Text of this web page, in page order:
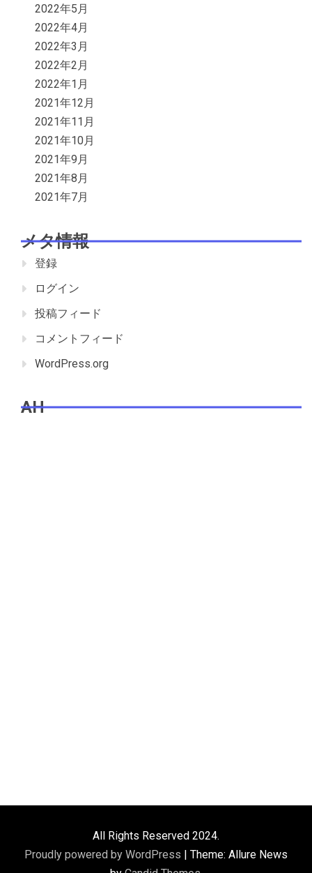
2022年5月
2022年4月
2022年3月
2022年2月
2022年1月
2021年12月
2021年11月
2021年10月
2021年9月
2021年8月
2021年7月
メタ情報
登録
ログイン
投稿フィード
コメントフィード
WordPress.org
AH
All Rights Reserved 2024.
Proudly powered by WordPress
Theme: Allure News